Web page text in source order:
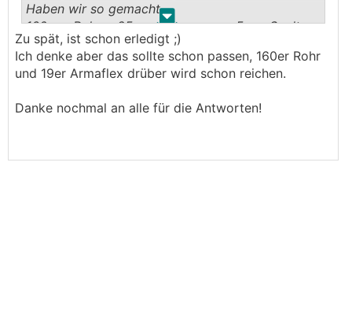
. .
Haben wir so gemacht.
160mm Rohr + 25mm Dämmung + 5mm Spalt
ausgeschäumt
Zu spät, ist schon erledigt ;)
Ich denke aber das sollte schon passen, 160er Rohr
und 19er Armaflex drüber wird schon reichen.
Danke nochmal an alle für die Antworten!